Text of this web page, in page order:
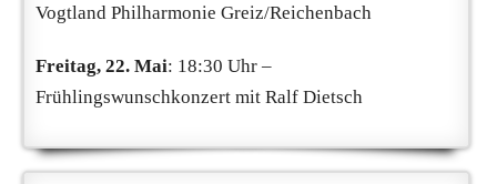
Vogtland Philharmonie Greiz/Reichenbach
Freitag, 22. Mai: 18:30 Uhr –
Frühlingswunschkonzert mit Ralf Dietsch